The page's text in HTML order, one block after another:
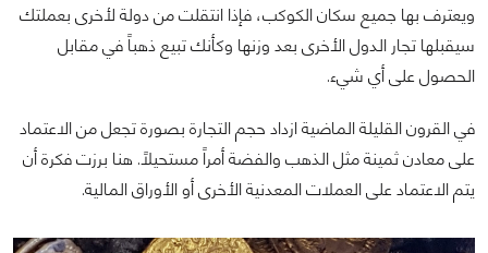
ويعترف بها جميع سكان الكوكب، فإذا انتقلت من دولة لأخرى بعملتك
سيقبلها تجار الدول الأخرى بعد وزنها وكأنك تبيع ذهباً في مقابل
الحصول على أي شيء.
في القرون القليلة الماضية ازداد حجم التجارة بصورة تجعل من الاعتماد
على معادن ثمينة مثل الذهب والفضة أمراً مستحيلاً. هنا برزت فكرة أن
يتم الاعتماد على العملات المعدنية الأخرى أو الأوراق المالية.